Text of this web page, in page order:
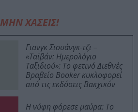
ΜΗΝ ΧΑΣΕΙΣ!
Γιανγκ Σιουάνγκ-τζι –
«Ταϊβάν: Ημερολόγιο
Ταξιδιού»: Το φετινό Διεθνές
Βραβείο Booker κυκλοφορεί
από τις εκδόσεις Βακχικόν
Η νύφη φόρεσε μαύρα: Το